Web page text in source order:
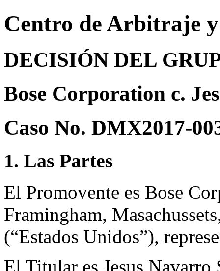
Centro de Arbitraje
DECISIÓN DEL
Bose Corporation c.
Caso No. DMX2017-
1. Las Partes
El Promovente es Bose
Framingham,
(“Estados Unidos”),
El Titular es Jesus